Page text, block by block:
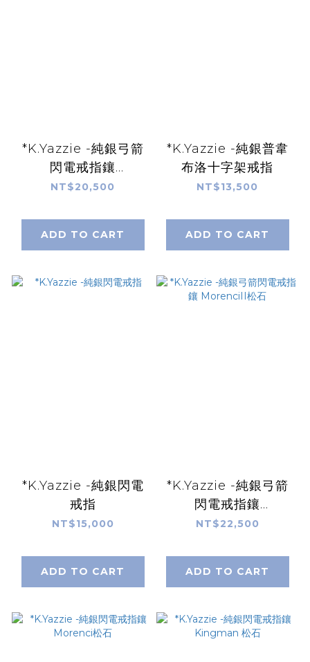
*K.Yazzie -純銀弓箭
閃電戒指鑲
MorenciII松石
NT$20,500
ADD TO CART
*K.Yazzie -純銀普韋
布洛十字架戒指
NT$13,500
ADD TO CART
*K.Yazzie -純銀閃電
戒指
NT$15,000
ADD TO CART
*K.Yazzie -純銀弓箭
閃電戒指鑲
MorenciII松石
NT$22,500
ADD TO CART